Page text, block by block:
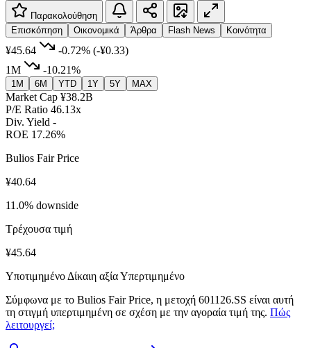
Παρακολούθηση
Επισκόπηση
Οικονομικά Άρθρα Flash News Κοινότητα
¥45.64 -0.72% (-¥0.33)
1M
-10.21%
1M 6M YTD 1Y 5Y MAX
Market Cap ¥38.2B
P/E Ratio 46.13x
Div. Yield -
ROE 17.26%
Bulios Fair Price
¥40.64
11.0% downside
Τρέχουσα τιμή
¥45.64
Υποτιμημένο Δίκαιη αξίαΥπερτιμημένο
Σύμφωνα με το Bulios Fair Price, η μετοχή 601126.SS είναι αυτή
τη στιγμή υπερτιμημένη σε σχέση με την αγοραία τιμή της. Πώς
λειτουργεί;